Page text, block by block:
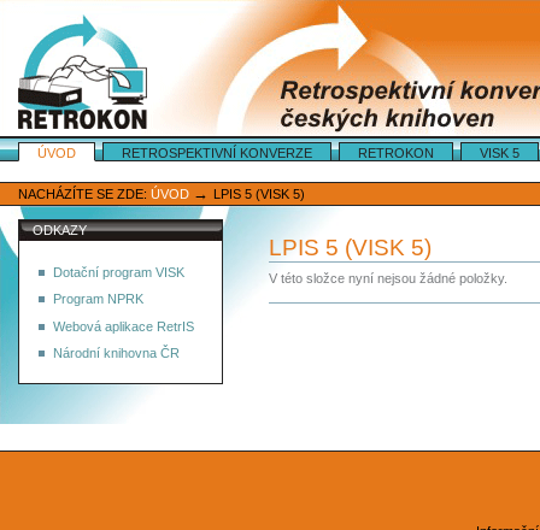
Oddíly
ÚVOD RETROSPEKTIVNÍ KONVERZE RETROKON
VISK 5
Osobní
nástroje
NACHÁZÍTE SE ZDE: ÚVOD → LPIS 5 (VISK 5)
ODKAZY
Dotační program VISK
Program NPRK
Webová aplikace RetrIS
Národní knihovna ČR
LPIS 5 (VISK 5)
V této složce nyní nejsou žádné položky.